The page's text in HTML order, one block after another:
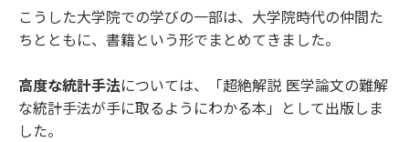
こうした大学院での学びの一部は、大学院時代の仲間た
ちとともに、書籍という形でまとめてきました。
高度な統計手法については、「超絶解説 医学論文の難解
な統計手法が手に取るようにわかる本 」として出版しま
した。